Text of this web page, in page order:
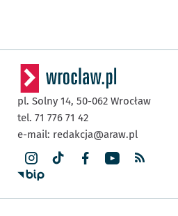
pl. Solny 14, 50-062 Wrocław
tel. 71 776 71 42
e-mail: redakcja@araw.pl